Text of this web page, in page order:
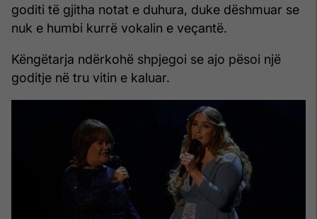
goditi të gjitha notat e duhura, duke dëshmuar se
nuk e humbi kurrë vokalin e veçantë.
Këngëtarja ndërkohë shpjegoi se ajo pësoi një
goditje në tru vitin e kaluar.